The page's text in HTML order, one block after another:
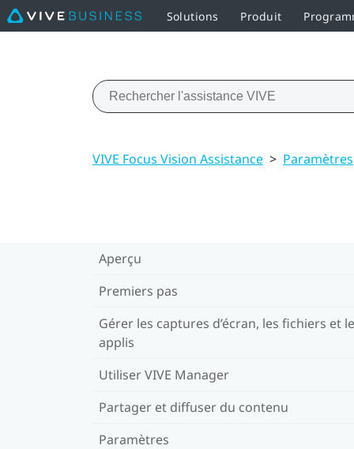
Solutions Produit
VIVE Focus Vision Assistance > Paramètres
Aperçu
Premiers pas
Gérer les captures d’écran, les fichiers et
applis
Utiliser VIVE Manager
Partager et diffuser du contenu
Paramètres